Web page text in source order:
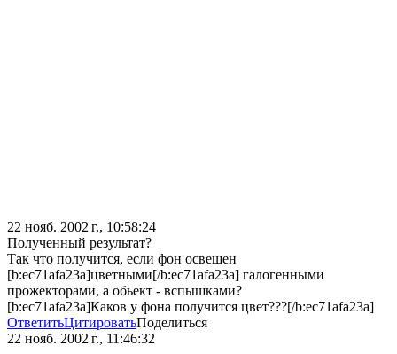
22 нояб. 2002 г., 10:58:24
Полученный результат?
Так что получится, если фон освещен
[b:ec71afa23a]цветными[/b:ec71afa23a] галогенными
прожекторами, а обьект - вспышками?
[b:ec71afa23a]Каков у фона получится цвет???[/b:ec71afa23a]
ОтветитьЦитироватьПоделиться
22 нояб. 2002 г., 11:46:32